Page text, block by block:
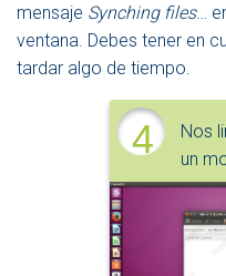
mensaje Synching files…
ventana. Debes tener en
tardar algo de tiempo.
4
Nos
un